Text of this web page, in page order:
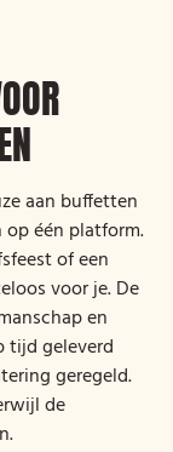
aan buffetten
één platform.
of een
voor je. De
en
tijd geleverd
geregeld.
de